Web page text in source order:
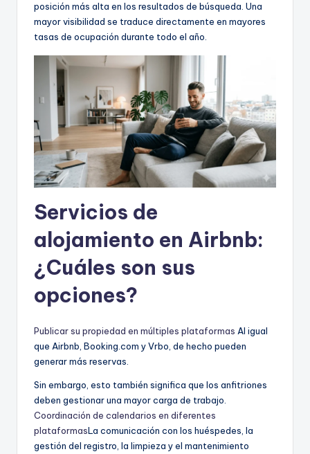
posición más alta en los resultados de búsqueda. Una
mayor visibilidad se traduce directamente en mayores
tasas de ocupación durante todo el año.
Servicios de
alojamiento en Airbnb:
¿Cuáles son sus
opciones?
Publicar su propiedad en múltiples plataformas Al igual
que Airbnb, Booking.com y Vrbo, de hecho pueden
generar más reservas.
Sin embargo, esto también significa que los anfitriones
deben gestionar una mayor carga de trabajo.
Coordinación de calendarios en diferentes
plataformasLa comunicación con los huéspedes, la
gestión del registro, la limpieza y el mantenimiento